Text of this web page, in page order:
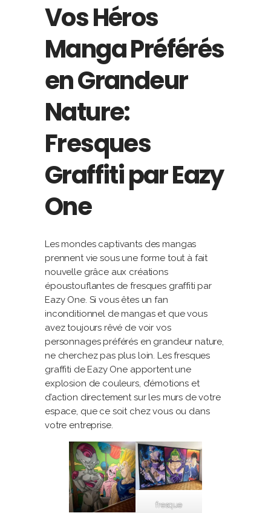
Vos Héros
Manga Préférés
en Grandeur
Nature:
Fresques
Graffiti par Eazy
One
Les mondes captivants des mangas
prennent vie sous une forme tout à fait
nouvelle grâce aux créations
époustouflantes de fresques graffiti par
Eazy One. Si vous êtes un fan
inconditionnel de mangas et que vous
avez toujours rêvé de voir vos
personnages préférés en grandeur nature,
ne cherchez pas plus loin. Les fresques
graffiti de Eazy One apportent une
explosion de couleurs, d’émotions et
d’action directement sur les murs de votre
espace, que ce soit chez vous ou dans
votre entreprise.
fresque